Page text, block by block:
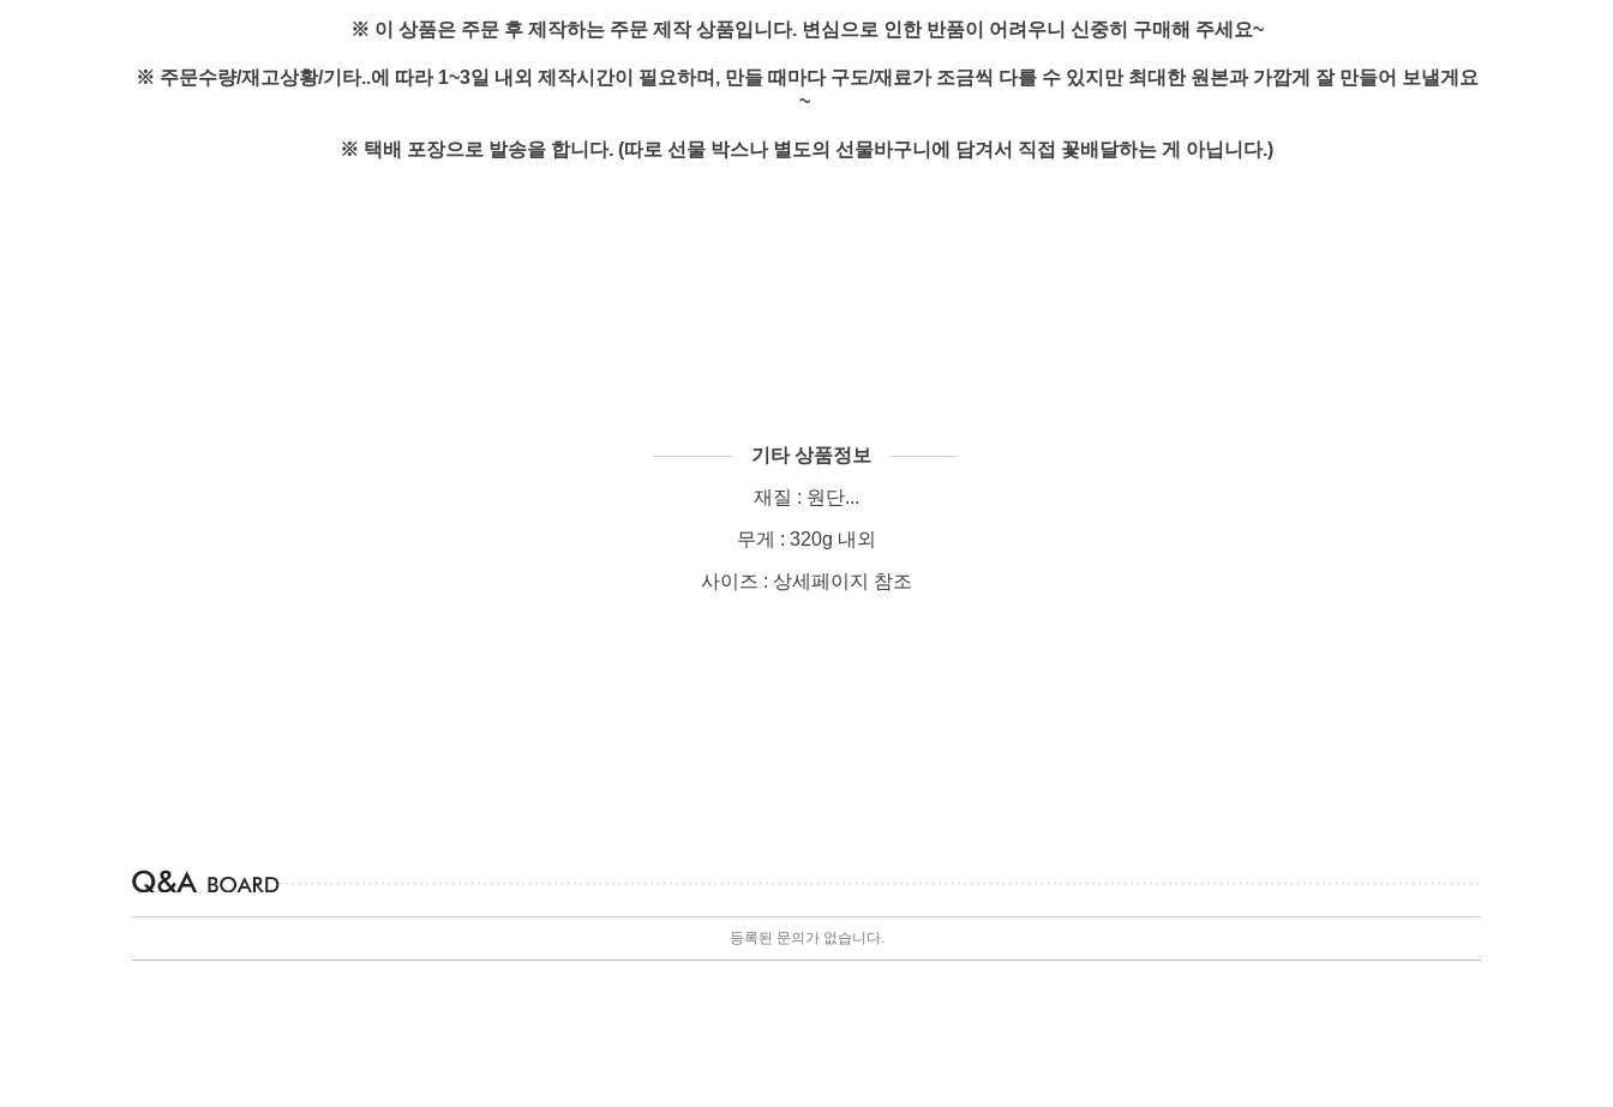
※ 이 상품은 주문 후 제작하는 주문 제작 상품입니다. 변심으로 인한 반품이 어려우니 신중히 구매해 주세요~
※ 주문수량/재고상황/기타..에 따라 1~3일 내외 제작시간이 필요하며, 만들 때마다 구도/재료가 조금씩 다를 수 있지만 최대한 원본과 가깝게 잘 만들어 보낼게요
~
※ 택배 포장으로 발송을 합니다. (따로 선물 박스나 별도의 선물바구니에 담겨서 직접 꽃배달하는 게 아닙니다.)
────── 기타 상품정보 ─────
재질 : 원단...
무게 : 320g 내외
사이즈 : 상세페이지 참조
등록된 문의가 없습니다.